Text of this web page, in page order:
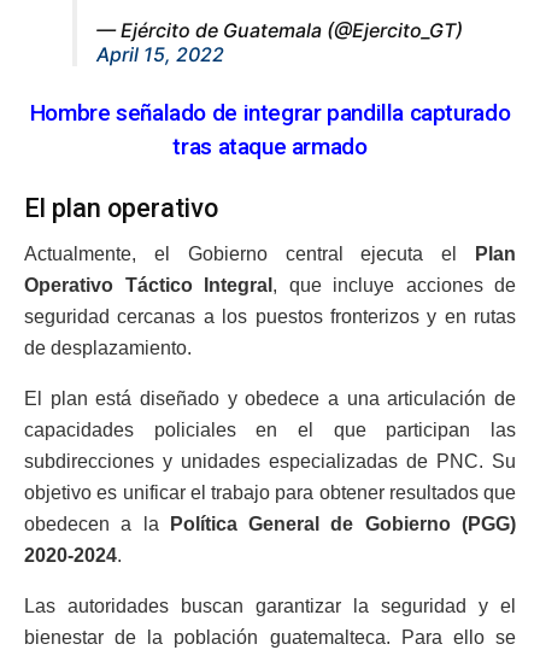
— Ejército de Guatemala (@Ejercito_GT)
April 15, 2022
Hombre señalado de integrar pandilla capturado
tras ataque armado
El plan operativo
Actualmente, el Gobierno central ejecuta el
Plan
Operativo Táctico Integral , que incluye acciones de
seguridad cercanas a los puestos fronterizos y en rutas
de desplazamiento.
El plan está diseñado y obedece a una articulación de
capacidades policiales en el que participan las
subdirecciones y unidades especializadas de PNC. Su
objetivo es unificar el trabajo para obtener resultados que
obedecen a la
Política General de Gobierno (PGG)
2020-2024.
Las autoridades buscan garantizar la seguridad y el
bienestar de la población guatemalteca. Para ello se